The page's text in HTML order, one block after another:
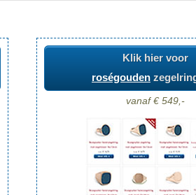
Klik hier voor
roségouden
vanaf € 549,-